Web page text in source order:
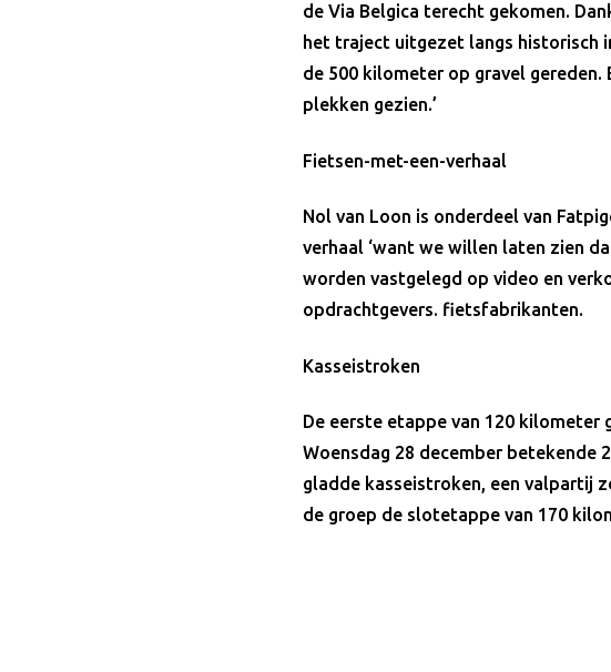
de Via Belgica terecht gekomen.
het traject uitgezet langs historisch
de 500 kilometer op gravel
plekken gezien.’
Fietsen-met-een-verhaal
Nol van Loon is onderdeel van
verhaal ‘want we willen laten zien
worden vastgelegd op video en
opdrachtgevers. fietsfabrikanten.
Kasseistroken
De eerste etappe van 120 kilometer
Woensdag 28 december betekende
gladde kasseistroken, een valpartij
de groep de slotetappe van 170